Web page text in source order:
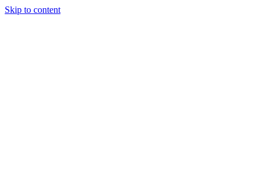
Skip to content